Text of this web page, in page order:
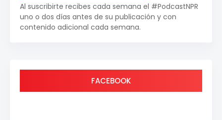
Al suscribirte recibes cada semana el #PodcastNPR
uno o dos días antes de su publicación y con
contenido adicional cada semana.
FACEBOOK